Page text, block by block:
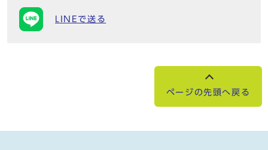
LINEで送る
ページの先頭へ戻る